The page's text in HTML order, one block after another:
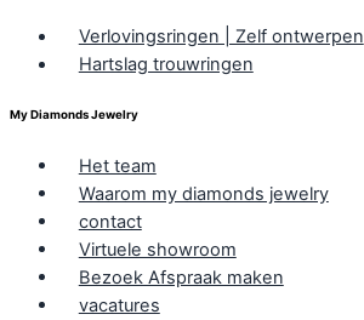
Verlovingsringen | Zelf ontwerpen
Hartslag trouwringen
My Diamonds Jewelry
Het team
Waarom my diamonds jewelry
contact
Virtuele showroom
Bezoek Afspraak maken
vacatures